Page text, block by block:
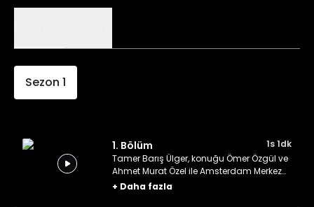
Sezon 1
1. Bölüm
1s 1dk
Tamer Barış Ülger, konuğu Ömer Özgül ve
Ahmet Murat Özel ile Amsterdam Merkez
Camii'nde hoş sohbetler ediyor.
+ Daha fazla